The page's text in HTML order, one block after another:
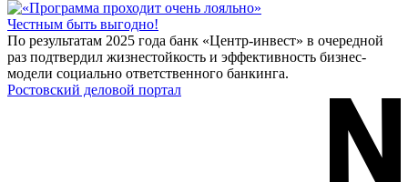
Честным быть выгодно!
По результатам 2025 года банк «Центр-инвест» в очередной
раз подтвердил жизнестойкость и эффективность бизнес-
модели социально ответственного банкинга.
Ростовский деловой портал